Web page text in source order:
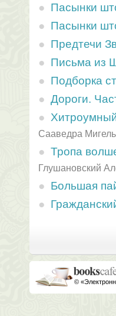
Пасынки
Пасынки
Предтечи
Письма из
Подборка
Дороги.
Сааведра Мигель
Тропа
Глушановский
Большая
©